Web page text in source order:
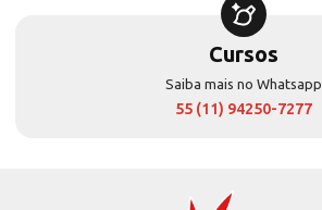
Cursos
Saiba mais no Whatsapp
55 (11) 94250-7277